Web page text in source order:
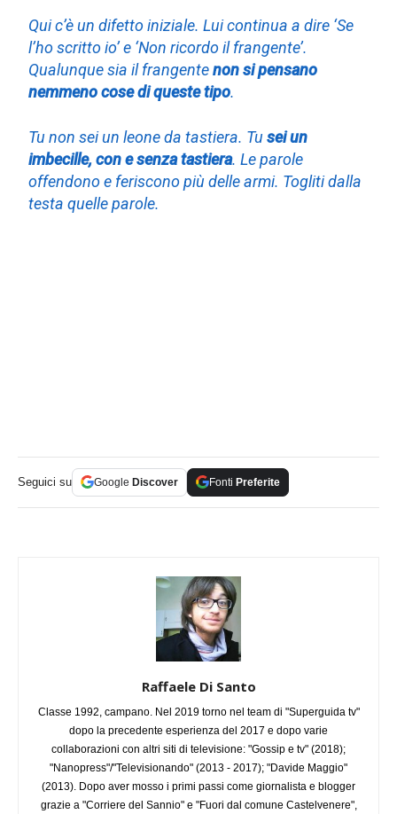
Qui c’è un difetto iniziale. Lui continua a dire ‘Se
l’ho scritto io’ e ‘Non ricordo il frangente’.
Qualunque sia il frangentenon si pensano
nemmeno cose di queste tipo.
Tu non sei un leone da tastiera. Tusei un
imbecille, con e senza tastiera. Le parole
offendono e feriscono più delle armi. Togliti dalla
testa quelle parole.
Seguici su Google Discover Fonti Preferite
Raffaele Di Santo
Classe 1992, campano. Nel 2019 torno nel team di "Superguida tv"
dopo la precedente esperienza del 2017 e dopo varie
collaborazioni con altri siti di televisione: "Gossip e tv" (2018);
"Nanopress"/"Televisionando" (2013 - 2017); "Davide Maggio"
(2013). Dopo aver mosso i primi passi come giornalista e blogger
grazie a "Corriere del Sannio" e "Fuori dal comune Castelvenere",